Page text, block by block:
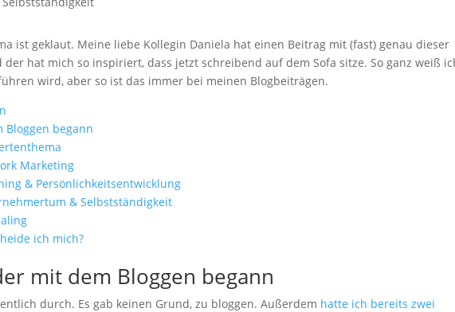
ist geklaut. Meine liebe Kollegin Daniela hat einen Beitrag mit (fast) genau dieser
hat mich so inspiriert, dass jetzt schreibend auf dem Sofa sitze. So ganz weiß
wird, aber so ist das immer bei meinen Blogbeiträgen.
begann
Marketing
& Persönlichkeitsentwicklung
& Selbstständigkeit
ich mich?
mit dem Bloggen begann
durch. Es gab keinen Grund, zu bloggen. Außerdem hatte ich bereits zwei